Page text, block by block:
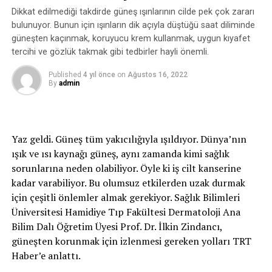
birçok harp gemisi İzmir limanına yanaştı. Yunanlar,
İzmir’e ayak basar basmaz katliama ve halkın
mukaddesatına (kutsal sayılan inanç ve davranışlar)
Silvan’ın cesur kadınları
işgali o dönem tüm yurtta olduğu gibi Diyarbakır’da da
tepkiye neden oldu.
İzmir’in 1500 km uzaklığında bulunan Silvan ilçesinde
yaşayan 12 kadının İstanbul Hariciye Nezareti yoluyla,
22 Mayıs 1919’da Amerikan Başkanı Wilson’a hitaben
işgale karşı protesto telgrafı çektiği ortaya çıktı.
Silvan ve Kulp kazalarında 30 bin kadın namına Wilson’a
Dikkat edilmediği takdirde güneş ışınlarının cilde pek çok zararı
bulunuyor. Bunun için ışınların dik açıyla düştüğü saat diliminde
güneşten kaçınmak, koruyucu krem kullanmak, uygun kıyafet
tercihi ve gözlük takmak gibi tedbirler hayli önemli.
Published 4 yıl önce on Ağustos 16, 2022
By admin
Yaz geldi. Güneş tüm yakıcılığıyla ışıldıyor. Dünya’nın
ışık ve ısı kaynağı güneş, aynı zamanda kimi sağlık
sorunlarına neden olabiliyor. Öyle ki iş cilt kanserine
kadar varabiliyor. Bu olumsuz etkilerden uzak durmak
için çeşitli önlemler almak gerekiyor. Sağlık Bilimleri
Üniversitesi Hamidiye Tıp Fakültesi Dermatoloji Ana
Bilim Dalı Öğretim Üyesi Prof. Dr. İlkin Zindancı,
güneşten korunmak için izlenmesi gereken yolları TRT
Haber’e anlattı.